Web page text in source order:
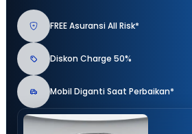
FREE Asuransi All Risk*
Diskon Charge 50%
Mobil Diganti Saat Perbaikan*